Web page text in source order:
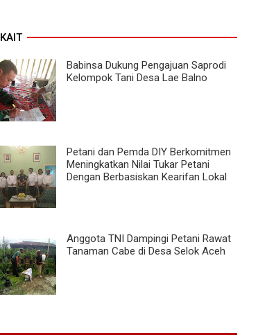
Babinsa Dukung Pengajuan Saprodi
Kelompok Tani Desa Lae Balno
Petani dan Pemda DIY Berkomitmen
Meningkatkan Nilai Tukar Petani
Dengan Berbasiskan Kearifan Lokal
Anggota TNI Dampingi Petani Rawat
Tanaman Cabe di Desa Selok Aceh